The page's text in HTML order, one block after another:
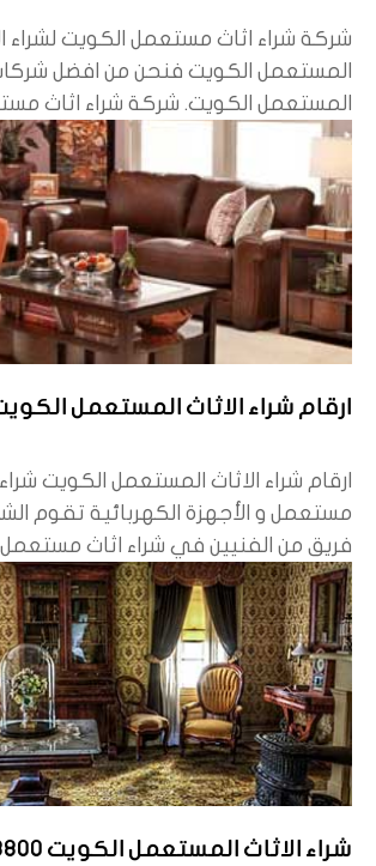
شركة شراء اثاث مستعمل الكويت لشراء
المستعمل الكويت فنحن من افضل شركات
المستعمل الكويت. شركة شراء اثاث
ارقام شراء الاثاث المستعمل الكويت
ارقام شراء الاثاث المستعمل الكويت
مستعمل و الأجهزة الكهربائية تقوم
فريق من الفنيين في شراء اثاث مستعمل
شراء الاثاث المستعمل الكويت 90038800